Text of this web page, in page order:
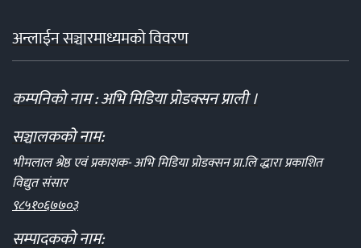
अन्लाईन सञ्चारमाध्यमको विवरण
कम्पनिको नाम : अभि मिडिया प्रोडक्सन प्राली ।
सञ्चालकको नाम:
भीमलाल श्रेष्ठ एवं प्रकाशक- अभि मिडिया प्रोडक्सन प्रा.लि द्धारा प्रकाशित
विद्युत संसार
९८५१०६७७०३
सम्पादकको नाम: